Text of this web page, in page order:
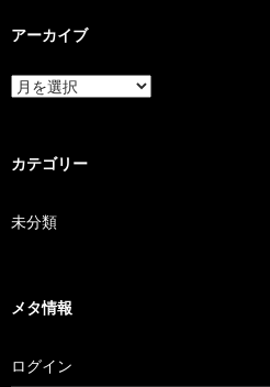
アーカイブ
アーカイブ
カテゴリー
未分類
メタ情報
ログイン